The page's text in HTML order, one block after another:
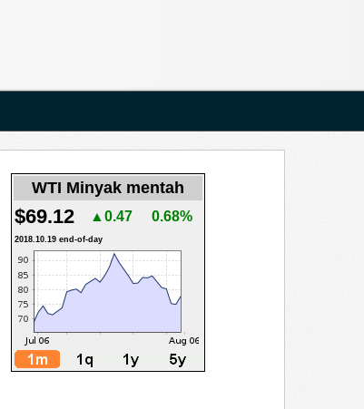
WTI Minyak mentah
$69.12 ▲0.47 0.68%
2018.10.19 end-of-day